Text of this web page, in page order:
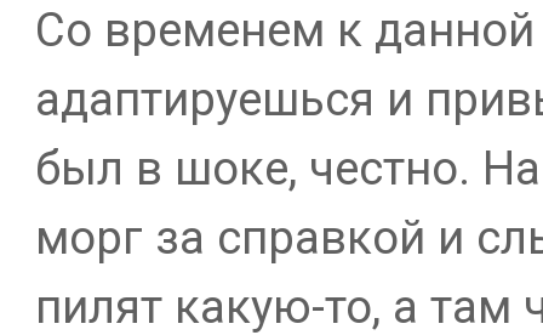
Со временем к данной
адаптируешься и
был в шоке, честно.
морг за справкой и
пилят какую-то, а там